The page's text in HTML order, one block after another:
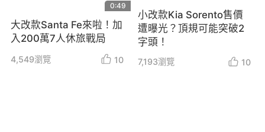
0:49
大改款Santa Fe來啦！加
入200萬7人休旅戰局
4,549瀏覽 10
小改款Kia Sorento售價
遭曝光？頂規可能突破2
字頭！
7,193瀏覽 10